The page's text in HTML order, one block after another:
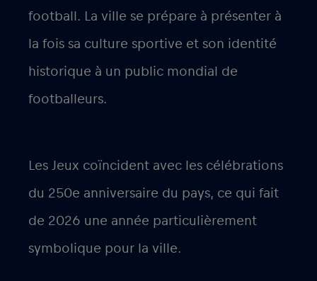
football. La ville se prépare à présenter à
la fois sa culture sportive et son identité
historique à un public mondial de
footballeurs.
Les Jeux coïncident avec les célébrations
du 250e anniversaire du pays, ce qui fait
de 2026 une année particulièrement
symbolique pour la ville.